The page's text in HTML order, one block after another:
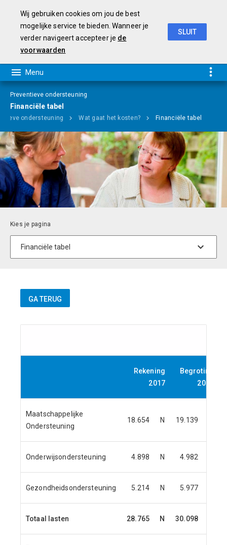
Preventieve ondersteuning
Financiële tabel
ondersteuning Wat gaat het kosten? Financiële tabel
Rekening
2017
Begroting
2018
Maatschappelijke
Ondersteuning
18.654 N 19.139
Onderwijsondersteuning 4.898 N 4.982
Gezondheidsondersteuning 5.214 N 5.977
Totaal lasten 28.765 N 30.098
Wij gebruiken cookies om jou de best
mogelijke service te bieden. Wanneer je
verder navigeert accepteer je de
voorwaarden
SLUIT